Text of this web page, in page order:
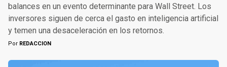
balances en un evento determinante para Wall Street. Los
inversores siguen de cerca el gasto en inteligencia artificial
y temen una desaceleración en los retornos.
Por REDACCION